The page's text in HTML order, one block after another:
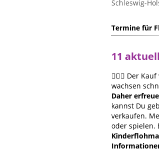
Schleswig-
Termine für
11
🙋🏻‍♀️ Der
wachsen
Daher
kannst Du
verkaufen.
oder spielen.